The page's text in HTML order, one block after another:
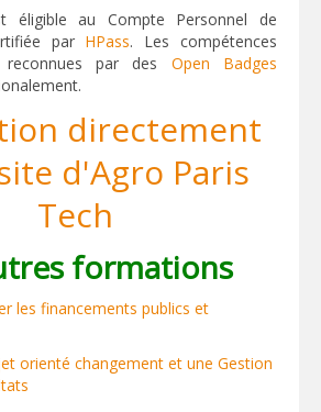
éligible au Compte Personnel de
par HPass. Les compétences
reconnues par des Open Badges
directement
d'Agro Paris
Tech
formations
les financements publics et
orienté changement et une Gestion